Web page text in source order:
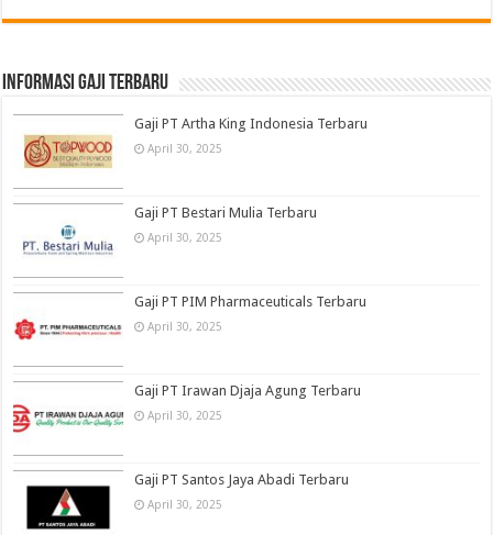
informasi gaji terbaru
Gaji PT Artha King Indonesia Terbaru
April 30, 2025
Gaji PT Bestari Mulia Terbaru
April 30, 2025
Gaji PT PIM Pharmaceuticals Terbaru
April 30, 2025
Gaji PT Irawan Djaja Agung Terbaru
April 30, 2025
Gaji PT Santos Jaya Abadi Terbaru
April 30, 2025